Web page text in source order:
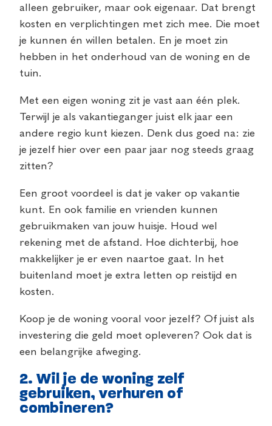
alleen gebruiker, maar ook eigenaar. Dat brengt
kosten en verplichtingen met zich mee. Die moet
je kunnen én willen betalen. En je moet zin
hebben in het onderhoud van de woning en de
tuin.
Met een eigen woning zit je vast aan één plek.
Terwijl je als vakantieganger juist elk jaar een
andere regio kunt kiezen. Denk dus goed na: zie
je jezelf hier over een paar jaar nog steeds graag
zitten?
Een groot voordeel is dat je vaker op vakantie
kunt. En ook familie en vrienden kunnen
gebruikmaken van jouw huisje. Houd wel
rekening met de afstand. Hoe dichterbij, hoe
makkelijker je er even naartoe gaat. In het
buitenland moet je extra letten op reistijd en
kosten.
Koop je de woning vooral voor jezelf? Of juist als
investering die geld moet opleveren? Ook dat is
een belangrijke afweging.
2. Wil je de woning zelf
gebruiken, verhuren of
combineren?